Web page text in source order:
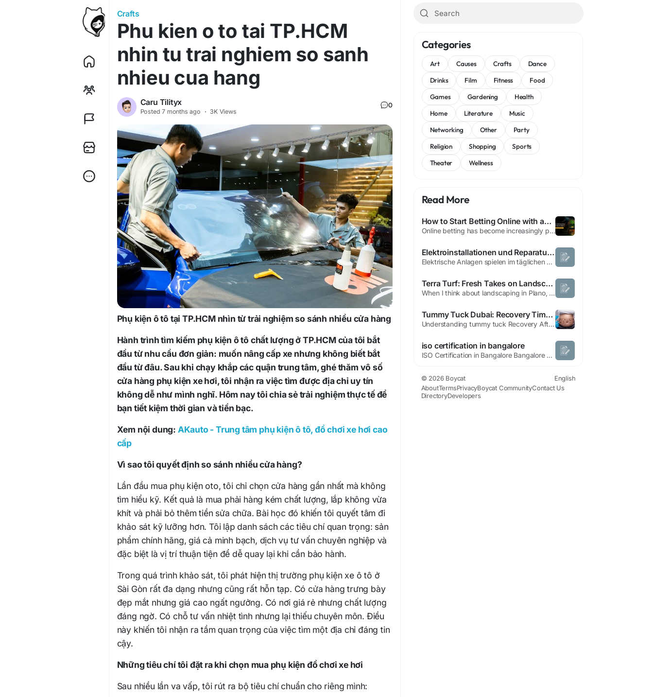
Crafts
Phu kien o to tai TP.HCM
nhin tu trai nghiem so sanh
nhieu cua hang
Caru Tilityx
Posted7 months ago · 3K Views
0
Phụ kiện ô tô tại TP.HCM nhìn từ trải nghiệm so sánh nhiều cửa hàng
Hành trình tìm kiếm phụ kiện ô tô chất lượng ở TP.HCM của tôi bắt
đầu từ nhu cầu đơn giản: muốn nâng cấp xe nhưng không biết bắt
đầu từ đâu. Sau khi chạy khắp các quận trung tâm, ghé thăm vô số
cửa hàng phụ kiện xe hơi, tôi nhận ra việc tìm được địa chỉ uy tín
không dễ như mình nghĩ. Hôm nay tôi chia sẻ trải nghiệm thực tế để
bạn tiết kiệm thời gian và tiền bạc.
Xem nội dung: AKauto - Trung tâm phụ kiện ô tô, đồ chơi xe hơi cao
cấp
Vì sao tôi quyết định so sánh nhiều cửa hàng?
Lần đầu mua phụ kiện oto, tôi chỉ chọn cửa hàng gần nhất mà không
tìm hiểu kỹ. Kết quả là mua phải hàng kém chất lượng, lắp không vừa
khít và phải bỏ thêm tiền sửa chữa. Bài học đó khiến tôi quyết tâm đi
khảo sát kỹ lưỡng hơn. Tôi lập danh sách các tiêu chí quan trọng: sản
phẩm chính hãng, giá cả minh bạch, dịch vụ tư vấn chuyên nghiệp và
đặc biệt là vị trí thuận tiện để dễ quay lại khi cần bảo hành.
Trong quá trình khảo sát, tôi phát hiện thị trường phụ kiện xe ô tô ở
Sài Gòn rất đa dạng nhưng cũng rất hỗn tạp. Có cửa hàng trưng bày
đẹp mắt nhưng giá cao ngất ngưởng. Có nơi giá rẻ nhưng chất lượng
đáng ngờ. Có chỗ tư vấn nhiệt tình nhưng lại thiếu chuyên môn. Điều
này khiến tôi nhận ra tầm quan trọng của việc tìm một địa chỉ đáng tin
cậy.
Những tiêu chí tôi đặt ra khi chọn mua phụ kiện đồ chơi xe hơi
Sau nhiều lần va vấp, tôi rút ra bộ tiêu chí chuẩn cho riêng mình:
Categories
Art Causes Crafts
Dance
Drinks
Film Fitness
Food
Games
Gardening
Health
Home
Literature
Music
Networking
Other
Party
Religion
Shopping
Sports
Theater
Wellness
Read More
How to Start Betting Online with an Online Betting ID
Online betting has become increasingly popular, offering users the convenience of placing bets from anywhere at any time. Whether you are interested in sports betting or casino games, the first step is getting a reliable Online Betting ID. With the right approach, beginners can quickly learn how to start betting safely and efficiently. This guide will walk you through everything you need to...
Elektroinstallationen und Reparaturen in Wien vom Profi
Elektrische Anlagen spielen im täglichen Leben eine zentrale Rolle. Ohne Strom funktionieren weder Haushaltsgeräte noch Computer, Beleuchtung oder moderne Kommunikationssysteme. Deshalb ist ein professioneller Elektriker notdienst elektriker wien In Wien bietet Elektro Ekici zuverlässige Elektroinstallationen, Reparaturen und einen schnellen 24h Notdienst für private und...
Terra Turf: Fresh Takes on Landscaping Plano, Texas That Just Feel Right
When I think about landscaping in Plano, Texas, I don’t picture stiff lawns or boring lines. Nope. I think about that moment you step outside and just… pause. It feels nice. Calm. Terra Turf gets that feeling. They don’t just cut grass and call it a day. Terra Turf builds spaces that feel alive, as they belong to you. I’ve seen yards that went from “eh, it’s...
Tummy Tuck Dubai: Recovery Timeline After Abdominoplasty
Understanding tummy tuck Recovery After Surgery A tummy tuck is a popular cosmetic procedure designed to improve the appearance of the abdomen by removing excess skin and tightening weakened abdominal muscles. Many people choose this procedure to achieve a flatter and more toned stomach, especially after major weight loss, pregnancy, or changes caused by aging. Understanding the...
iso certification in bangalore
ISO Certification in Bangalore Bangalore has established itself as one of India’s most dynamic business hubs, home to thousands of startups, technology firms, manufacturing companies, and service providers. As competition continues to grow in this thriving commercial environment, organizations are increasingly focusing on quality, efficiency, and global standards to strengthen their...
© 2026 Boycat
English
AboutTermsPrivacyBoycat CommunityContact Us
DirectoryDevelopers